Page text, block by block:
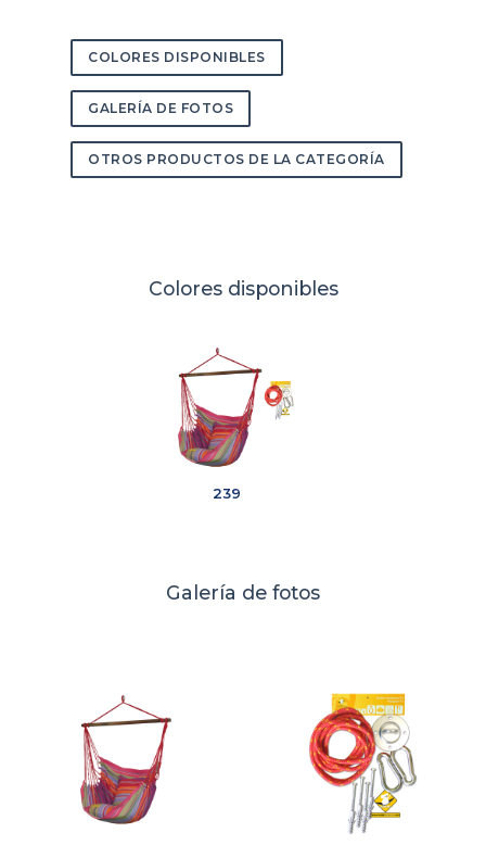
COLORES DISPONIBLES
GALERÍA DE FOTOS
OTROS PRODUCTOS DE LA CATEGORÍA
Colores disponibles
239
Galería de fotos